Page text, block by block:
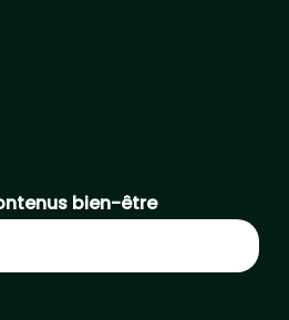
bien-être